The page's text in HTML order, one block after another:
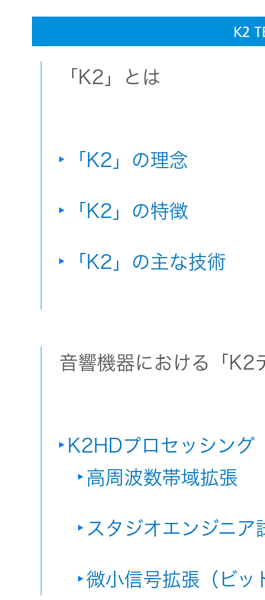
「K2」とは
「K2」の理念
「K2」の特徴
「K2」の主な技術
音響機器における「K2
K2HDプロセッシング
高周波数帯域拡張
スタジオエンジニア
微小信号拡張（ビッ